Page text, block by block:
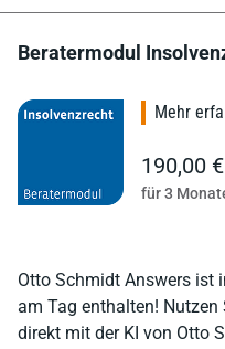
Beratermodul
Otto Schmidt Answers ist
am Tag enthalten!
direkt mit der KI von Otto
Mehr
190,00 €
für 3